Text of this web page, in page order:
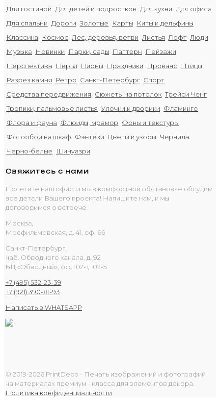
Для гостиной Для детей и подростков Для кухни Для офиса
Для спальни Дороги Золотые Карты
Киты и дельфины
Классика
Космос Лес, деревья, ветви Листья Лофт Люди
Музыка
Новинки Парки, сады Паттерн
Пейзажи
Перспектива
Перья Пионы Праздники Прованс
Птицы
Разрез камня
Ретро Санкт-Петербург Спорт
Средства передвижения Сюжеты на потолок Трейси Ченг
Тропики, пальмовые листья Улочки и дворики Фламинго
Флора и фауна Флюиды, мрамор Фоны и текстуры
Фотообои на шкаф Фэнтези Цветы и узоры Чернила
Черно-белые
Шинуазри
Свяжитесь с нами
Посетите наш офис, и мы в комфортной обстановке обсудим
все детали Вашего проекта! Напишите нам, и мы
договоримся о встрече.
Москва,
Мосфильмовская, д. 41, оф. 66
Санкт-Петербург,
наб. Обводного канала, д. 92
БЦ «Обводный», оф. 102-1, 102-5
+7 (495) 532-23-39
+7 (921) 390-81-93
Написать в WHATSAPP
© 2019-2026 PrintDeco - Печать изображений и фотографий
на материалах премиум - класса для элементов декора.
Политика конфиденциальности